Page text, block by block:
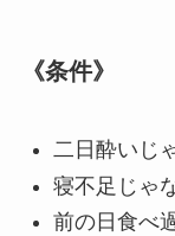
《条件》
二日酔いじ
寝不足じゃ
前の日食べ